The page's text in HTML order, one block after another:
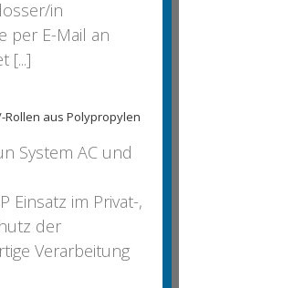
in
per E-Mail an
[...]
aus Polypropylen
System AC und
Einsatz im Privat-,
der
Verarbeitung